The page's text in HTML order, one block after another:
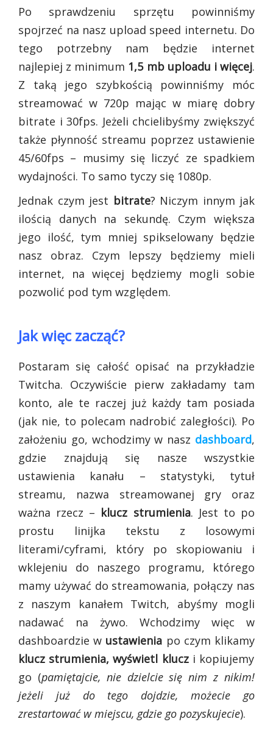
Po sprawdzeniu sprzętu powinniśmy
spojrzeć na nasz upload speed internetu. Do
tego potrzebny nam będzie internet
najlepiej z minimum 1,5 mb uploadu i więcej.
Z taką jego szybkością powinniśmy móc
streamować w 720p mając w miarę dobry
bitrate i 30fps. Jeżeli chcielibyśmy zwiększyć
także płynność streamu poprzez ustawienie
45/60fps – musimy się liczyć ze spadkiem
wydajności. To samo tyczy się 1080p.
Jednak czym jest bitrate? Niczym innym jak
ilością danych na sekundę. Czym większa
jego ilość, tym mniej spikselowany będzie
nasz obraz. Czym lepszy będziemy mieli
internet, na więcej będziemy mogli sobie
pozwolić pod tym względem.
Jak więc zacząć?
Postaram się całość opisać na przykładzie
Twitcha. Oczywiście pierw zakładamy tam
konto, ale te raczej już każdy tam posiada
(jak nie, to polecam nadrobić zaległości). Po
założeniu go, wchodzimy w nasz dashboard,
gdzie znajdują się nasze wszystkie
ustawienia kanału – statystyki, tytuł
streamu, nazwa streamowanej gry oraz
ważna rzecz – klucz strumienia. Jest to po
prostu linijka tekstu z losowymi
literami/cyframi, który po skopiowaniu i
wklejeniu do naszego programu, którego
mamy używać do streamowania, połączy nas
z naszym kanałem Twitch, abyśmy mogli
nadawać na żywo. Wchodzimy więc w
dashboardzie w ustawienia po czym klikamy
klucz strumienia, wyświetl klucz i kopiujemy
go (pamiętajcie, nie dzielcie się nim z nikim!
jeżeli już do tego dojdzie, możecie go
zrestartować w miejscu, gdzie go pozyskujecie).